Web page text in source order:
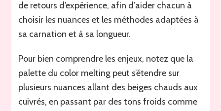
de retours d’expérience, afin d’aider chacun à
choisir les nuances et les méthodes adaptées à
sa carnation et à sa longueur.
Pour bien comprendre les enjeux, notez que la
palette du color melting peut s’étendre sur
plusieurs nuances allant des beiges chauds aux
cuivrés, en passant par des tons froids comme